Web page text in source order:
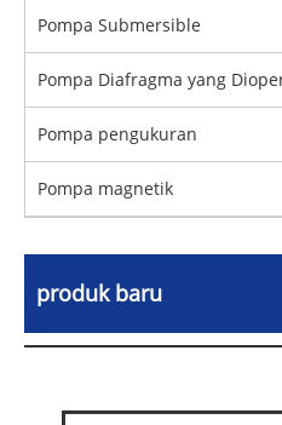
Pompa Submersible
Pompa Diafragma yang
Pompa pengukuran
Pompa magnetik
produk baru